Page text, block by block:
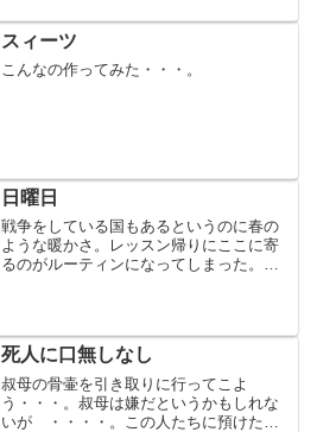
ことなのだが・・、...
スィーツ
こんなの作ってみた・・・。
日曜日
戦争をしている国もあるというのに春の
ような暖かさ。レッスン帰りにここに寄
るのがルーティンになってしまった。さ
す。帰りに蜂楽饅頭にもよ...
死人に口無しなし
叔母の骨壷を引き取りに行ってこよ
う・・・。叔母は嫌だというかもしれな
いが ・・・・。この人たちに預けたく